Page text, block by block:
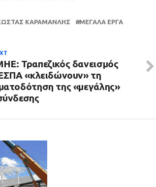
ΚΑΡΑΜΑΝΛΉΣ
ΜΕΓΆΛΑ ΈΡΓΑ
Τραπεζικός δανεισμός
«κλειδώνουν» τη
της «μεγάλης»